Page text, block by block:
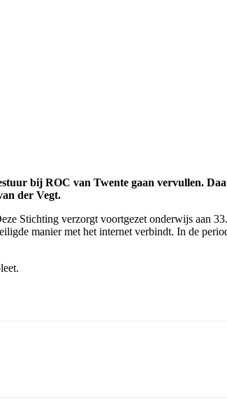
bij ROC van Twente gaan vervullen.
der Vegt.
Stichting verzorgt voortgezet onderwijs aan
manier met het internet verbindt. In de